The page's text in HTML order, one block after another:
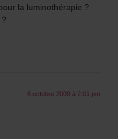
la luminothérapie ?
8 octobre 2009 à 2:01 pm